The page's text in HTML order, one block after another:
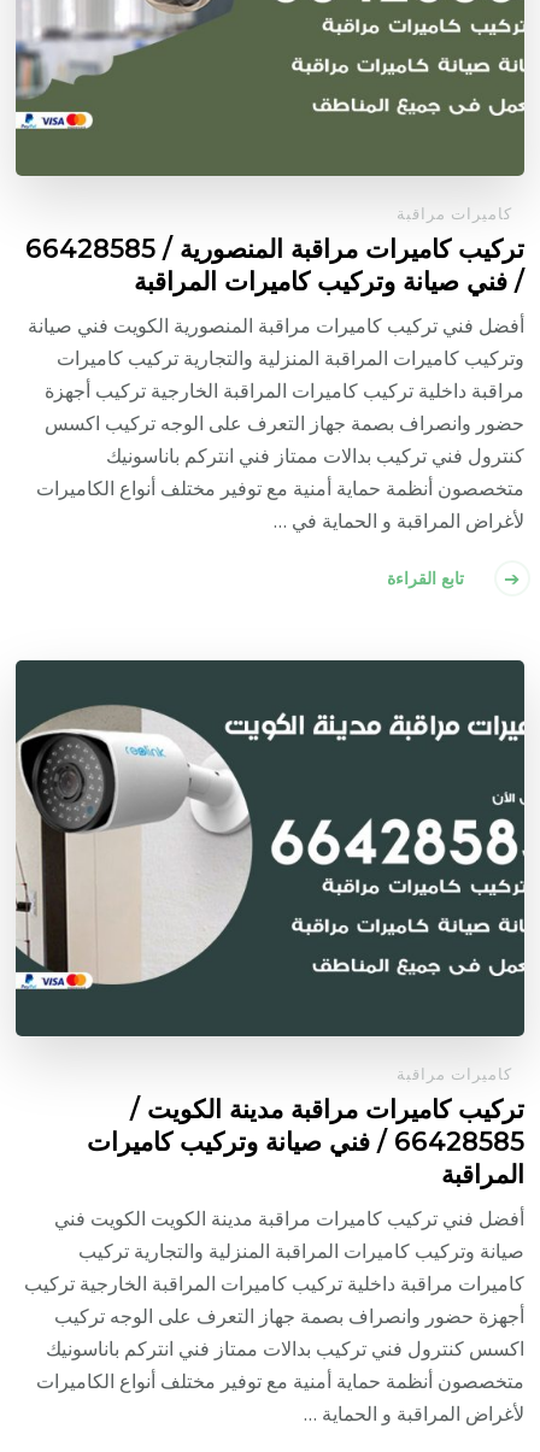
كاميرات مراقبة
تركيب كاميرات مراقبة المنصورية / 66428585
/ فني صيانة وتركيب كاميرات المراقبة
أفضل فني تركيب كاميرات مراقبة المنصورية الكويت فني صيانة
وتركيب كاميرات المراقبة المنزلية والتجارية تركيب كاميرات
مراقبة داخلية تركيب كاميرات المراقبة الخارجية تركيب أجهزة
حضور وانصراف بصمة جهاز التعرف على الوجه تركيب اكسس
كنترول فني تركيب بدالات ممتاز فني انتركم باناسونيك
متخصصون أنظمة حماية أمنية مع توفير مختلف أنواع الكاميرات
لأغراض المراقبة و الحماية في …
تابع القراءة
كاميرات مراقبة
تركيب كاميرات مراقبة مدينة الكويت /
66428585 / فني صيانة وتركيب كاميرات
المراقبة
أفضل فني تركيب كاميرات مراقبة مدينة الكويت الكويت فني
صيانة وتركيب كاميرات المراقبة المنزلية والتجارية تركيب
كاميرات مراقبة داخلية تركيب كاميرات المراقبة الخارجية تركيب
أجهزة حضور وانصراف بصمة جهاز التعرف على الوجه تركيب
اكسس كنترول فني تركيب بدالات ممتاز فني انتركم باناسونيك
متخصصون أنظمة حماية أمنية مع توفير مختلف أنواع الكاميرات
لأغراض المراقبة و الحماية …